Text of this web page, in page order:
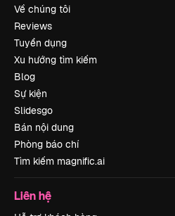
Về chúng tôi
Reviews
Tuyển dụng
Xu hướng tìm kiếm
Blog
Sự kiện
Slidesgo
Bán nội dung
Phòng báo chí
Tìm kiếm magnific.ai
Liên hệ